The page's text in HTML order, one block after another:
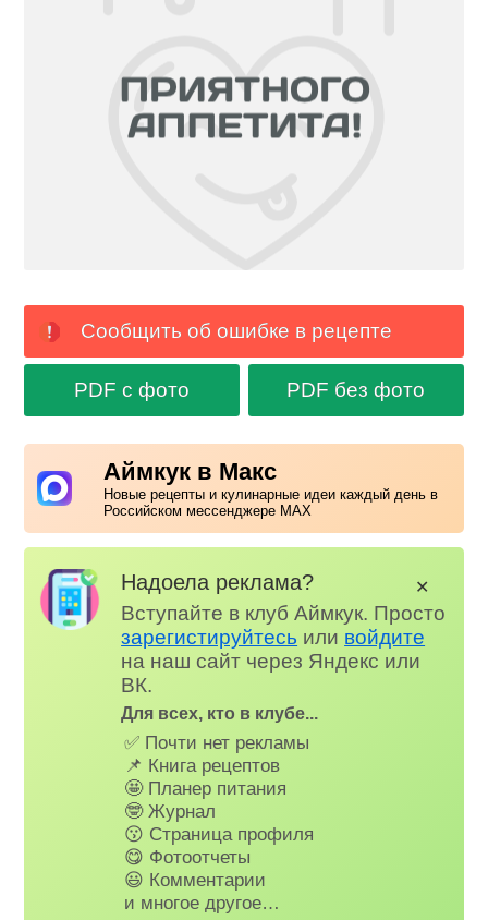
Сообщить об ошибке в рецепте
PDF с фото PDF без фото
Аймкук в Макс
Новые рецепты и кулинарные идеи каждый день в
Российском мессенджере MAX
Надоела реклама?
Вступайте в клуб Аймкук. Просто
зарегистируйтесь или войдите
на наш сайт через Яндекс или
ВК.
Для всех, кто в клубе...
✅ Почти нет рекламы
📌 Книга рецептов
🤩 Планер питания
🤓 Журнал
😗 Страница профиля
😋 Фотоотчеты
😃 Комментарии
и многое другое…
✕